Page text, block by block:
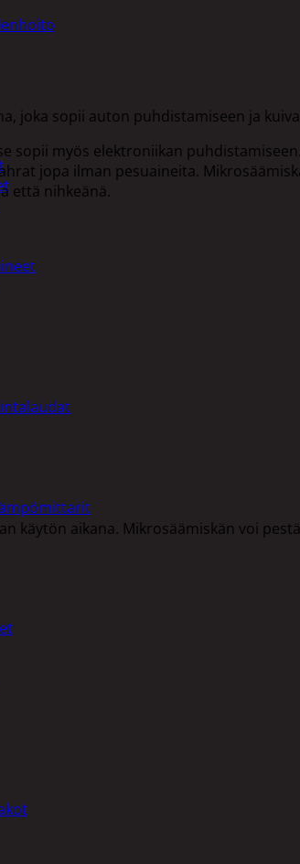
joka sopii auton puhdistamiseen ja
sopii myös elektroniikan
jopa ilman pesuaineita.
että nihkeänä.
aikana. Mikrosäämiskän voi